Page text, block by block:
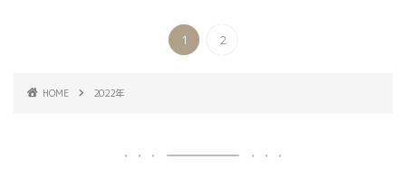
1 2
HOME 2022年